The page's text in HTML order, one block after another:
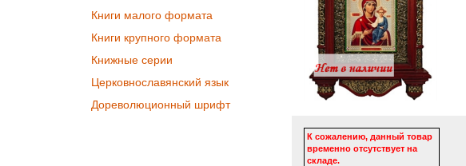
Книги малого формата
Книги крупного формата
Книжные серии
Церковнославянский язык
Дореволюционный шрифт
К сожалению, данный товар
временно отсутствует на
складе.